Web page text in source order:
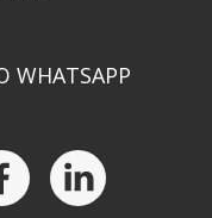
WHATSAPP